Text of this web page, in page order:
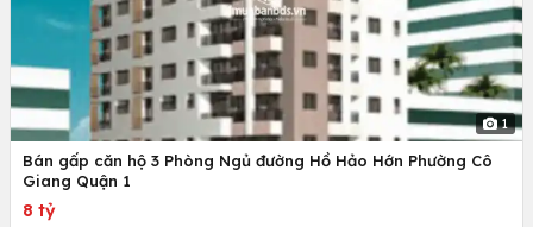
1
Bán gấp căn hộ 3 Phòng Ngủ đường Hồ Hảo Hớn Phường Cô
Giang Quận 1
8 tỷ